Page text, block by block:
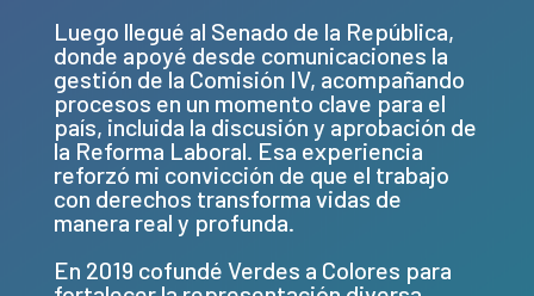
Luego llegué al Senado de la República,
donde apoyé desde comunicaciones la
gestión de la Comisión IV, acompañando
procesos en un momento clave para el
país, incluida la discusión y aprobación de
la Reforma Laboral. Esa experiencia
reforzó mi convicción de que el trabajo
con derechos transforma vidas de
manera real y profunda.
En 2019 cofundé Verdes a Colores para